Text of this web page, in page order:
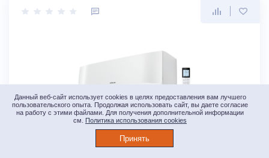
Данный веб-сайт использует cookies в целях предоставления вам лучшего
пользовательского опыта. Продолжая использовать сайт, вы даете согласие
на работу с этими файлами. Для получения дополнительной информации
см. Политика использования cookies
Принять